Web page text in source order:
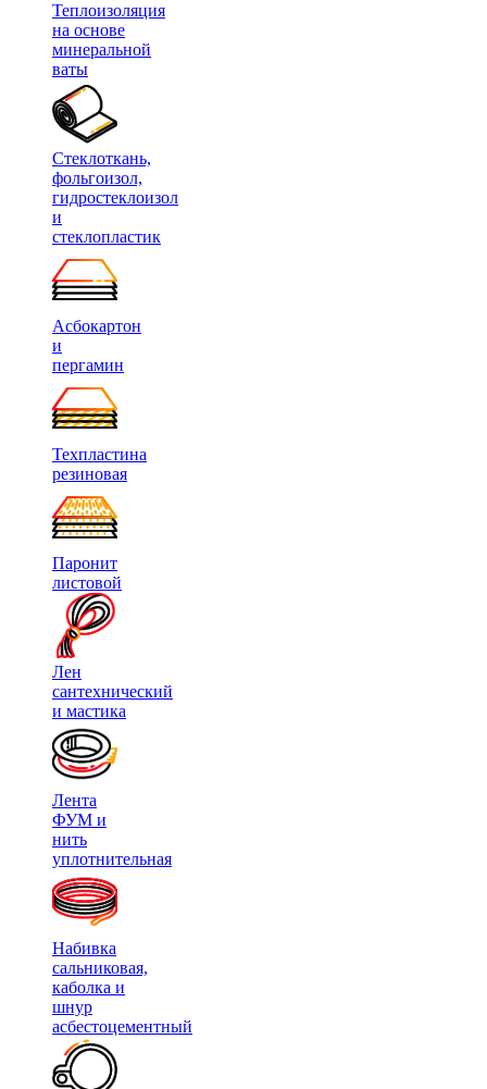
Теплоизоляция
на основе
минеральной
ваты
Стеклоткань,
фольгоизол,
гидростеклоизол
и
стеклопластик
Асбокартон
и
пергамин
Техпластина
резиновая
Паронит
листовой
Лен
сантехнический
и мастика
Лента
ФУМ и
нить
уплотнительная
Набивка
сальниковая,
каболка и
шнур
асбестоцементный